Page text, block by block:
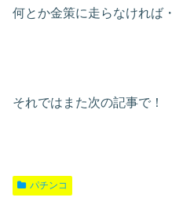
何とか金策に走らなければ
それではまた次の記事で！
パチンコ